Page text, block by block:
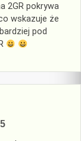
2GR pokrywa
wskazuje że
pod